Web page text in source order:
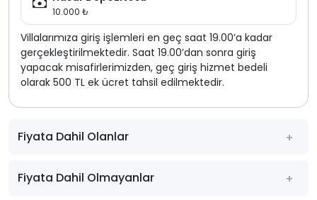
10.000 ₺
Villalarımıza giriş işlemleri en geç saat 19.00’a kadar
gerçekleştirilmektedir. Saat 19.00’dan sonra giriş
yapacak misafirlerimizden, geç giriş hizmet bedeli
olarak 500 TL ek ücret tahsil edilmektedir.
Fiyata Dahil Olanlar
Fiyata Dahil Olmayanlar